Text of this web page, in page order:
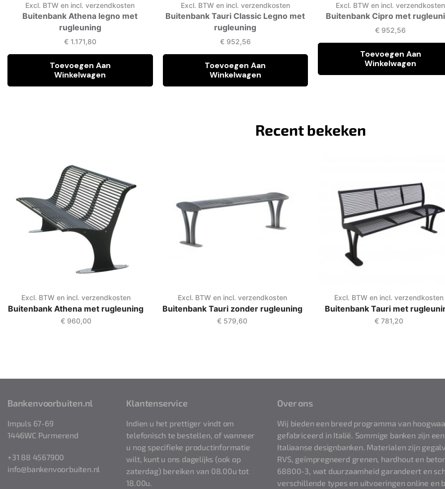
Excl. BTW en incl. verzendkosten
Buitenbank Athena legno met
rugleuning
€1.171,80
Toevoegen Aan
Winkelwagen
Excl. BTW en incl. verzendkosten
Buitenbank Tauri Classic Legno met
rugleuning
€952,56
Toevoegen Aan
Winkelwagen
Excl. BTW en incl. verzendkosten
Buitenbank Cipro met
€ 952,56
Toevoegen Aan
Winkelwagen
Recent bekeken
Excl. BTW en incl. verzendkosten
Buitenbank Athena met rugleuning
€960,00
Excl. BTW en incl. verzendkosten
Buitenbank Tauri zonder rugleuning
€ 579,60
Excl. BTW en incl. verzendkosten
Buitenbank Tauri met
€781,20
Bankenvoorbuiten.nl
Impuls 67-69
1446WC Purmerend
+31 88 4567900
info@bankenvoorbuiten.nl
Klantenservice
Indien u het prettiger vindt om
telefonisch te bestellen, of wanneer
u nog specifieke productinformatie
wilt, kunt u ons dagelijks (ook op
zaterdag) bereiken van 08.00u tot
18.00u.
Over ons
Wij bieden een breed programma van
gefabriceerd in Italië. Sommige banken zijn
Italiaanse designbanken. Materialen zijn
RVS, geïmpregneerd grenen, hardhout en
68800-3, wat duurzaamheid garandeert en
verschillende types en uitvoeringen online en